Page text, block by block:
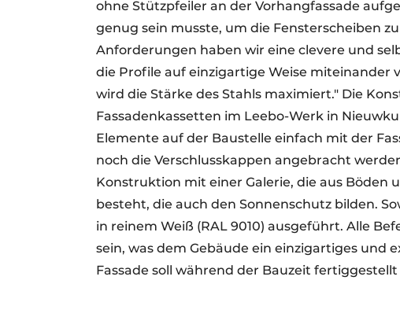
ohne Stützpfeiler an der Vorhangfassade
genug sein musste, um die Fensterscheiben
Anforderungen haben wir eine clevere und
die Profile auf einzigartige Weise miteinander
wird die Stärke des Stahls maximiert." Die
Fassadenkassetten im Leebo-Werk in
Elemente auf der Baustelle einfach mit der
noch die Verschlusskappen angebracht
Konstruktion mit einer Galerie, die aus Böden
besteht, die auch den Sonnenschutz bilden.
in reinem Weiß (RAL 9010) ausgeführt. Alle
sein, was dem Gebäude ein einzigartiges und
Fassade soll während der Bauzeit